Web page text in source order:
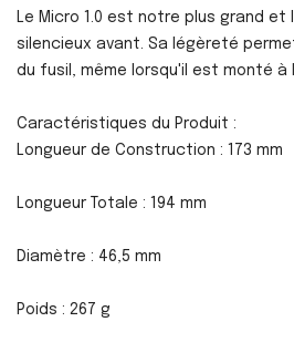
Le Micro 1.0 est notre plus grand
silencieux avant. Sa légèreté
du fusil, même lorsqu'il est monté à
Caractéristiques du Produit :
Longueur de Construction : 173 mm
Longueur Totale : 194 mm
Diamètre : 46,5 mm
Poids : 267 g